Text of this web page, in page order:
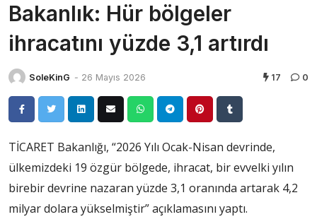
Bakanlık: Hür bölgeler
ihracatını yüzde 3,1 artırdı
SoleKinG - 26 Mayıs 2026 17 0
TİCARET Bakanlığı, “2026 Yılı Ocak-Nisan devrinde,
ülkemizdeki 19 özgür bölgede, ihracat, bir evvelki yılın
birebir devrine nazaran yüzde 3,1 oranında artarak 4,2
milyar dolara yükselmiştir” açıklamasını yaptı.